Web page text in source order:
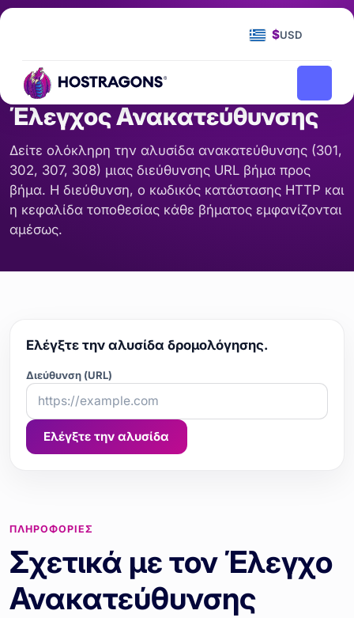
$USD
Έλεγχος Ανακατεύθυνσης
Δείτε ολόκληρη την αλυσίδα ανακατεύθυνσης (301,
302, 307, 308) μιας διεύθυνσης URL βήμα προς
βήμα. Η διεύθυνση, ο κωδικός κατάστασης HTTP και
η κεφαλίδα τοποθεσίας κάθε βήματος εμφανίζονται
αμέσως.
Ελέγξτε την αλυσίδα δρομολόγησης.
Διεύθυνση (URL)
Ελέγξτε την αλυσίδα
ΠΛΗΡΟΦΟΡΊΕΣ
Σχετικά με τον Έλεγχο
Ανακατεύθυνσης